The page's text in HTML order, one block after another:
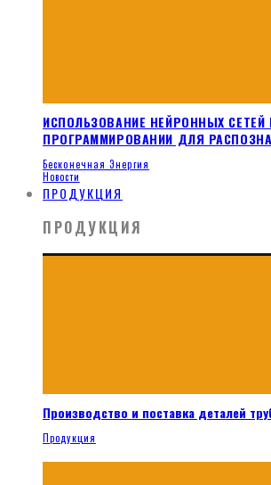
ИСПОЛЬЗОВАНИЕ НЕЙРОННЫХ СЕТЕЙ
ПРОГРАММИРОВАНИИ ДЛЯ
Бесконечная Энергия
Новости
ПРОДУКЦИЯ
ПРОДУКЦИЯ
Производство и поставка деталей
Продукция